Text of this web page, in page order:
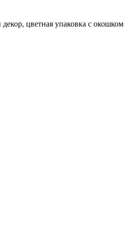
цветная упаковка с окошком